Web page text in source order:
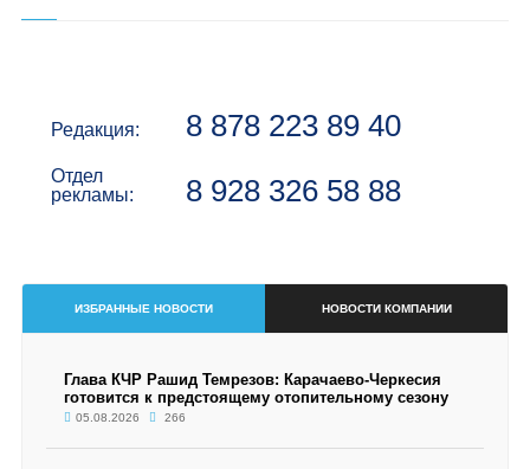
Редакция: 8 878 223 89 40
Отдел
рекламы:
8 928 326 58 88
ИЗБРАННЫЕ НОВОСТИ НОВОСТИ КОМПАНИИ
Глава КЧР Рашид Темрезов: Карачаево-Черкесия
готовится к предстоящему отопительному сезону
05.08.2026 266